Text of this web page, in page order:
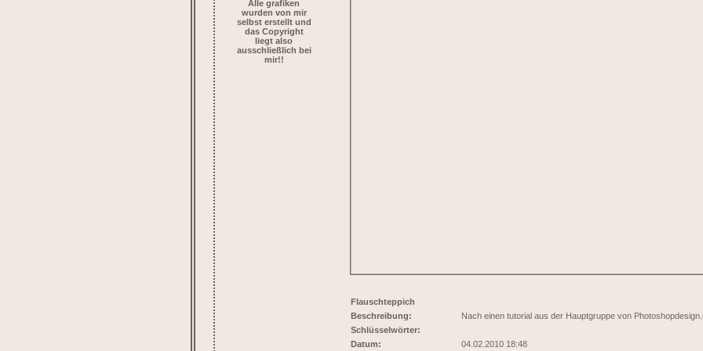
Alle grafiken
wurden von mir
selbst erstellt und
das Copyright
liegt also
ausschließlich bei
mir!!
Flauschteppich
Beschreibung:
Nach einen tutorial aus der Hauptgruppe von
Schlüsselwörter:
Datum:
04.02.2010 18:48